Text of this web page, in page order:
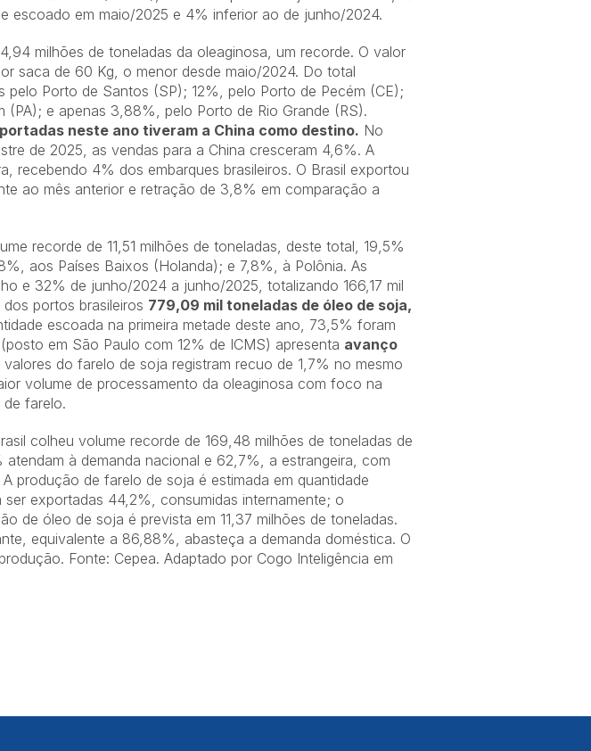
escoado em maio/2025 e 4% inferior ao de junho/2024.
milhões de toneladas da oleaginosa, um recorde. O valor
saca de 60 Kg, o menor desde maio/2024. Do total
Porto de Santos (SP); 12%, pelo Porto de Pecém (CE);
(PA); e apenas 3,88%, pelo Porto de Rio Grande (RS).
neste ano tiveram a China como destino. No
de 2025, as vendas para a China cresceram 4,6%. A
recebendo 4% dos embarques brasileiros. O Brasil exportou
ao mês anterior e retração de 3,8% em comparação a
recorde de 11,51 milhões de toneladas, deste total, 19,5%
aos Países Baixos (Holanda); e 7,8%, à Polônia. As
e 32% de junho/2024 a junho/2025, totalizando 166,17 mil
portos brasileiros 779,09 mil toneladas de óleo de soja,
escoada na primeira metade deste ano, 73,5% foram
(posto em São Paulo com 12% de ICMS) apresenta avanço
do farelo de soja registram recuo de 1,7% no mesmo
volume de processamento da oleaginosa com foco na
farelo.
colheu volume recorde de 169,48 milhões de toneladas de
à demanda nacional e 62,7%, a estrangeira, com
produção de farelo de soja é estimada em quantidade
exportadas 44,2%, consumidas internamente; o
de óleo de soja é prevista em 11,37 milhões de toneladas.
equivalente a 86,88%, abasteça a demanda doméstica. O
Fonte: Cepea. Adaptado por Cogo Inteligência em